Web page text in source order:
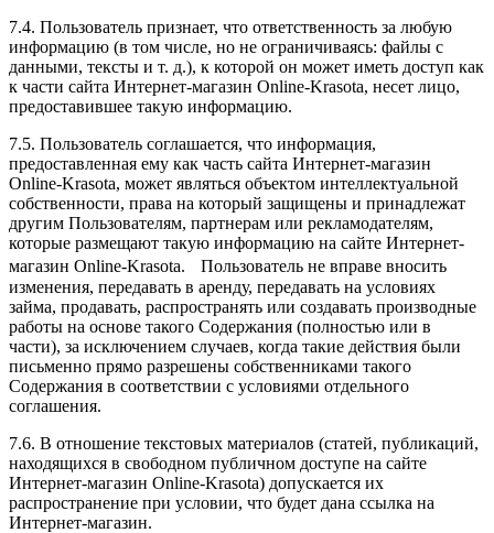
7.4. Пользователь признает, что ответственность за любую
информацию (в том числе, но не ограничиваясь: файлы с
данными, тексты и т. д.), к которой он может иметь доступ как
к части сайта Интернет-магазин Online-Krasota, несет лицо,
предоставившее такую информацию.
7.5. Пользователь соглашается, что информация,
предоставленная ему как часть сайта Интернет-магазин
Online-Krasota, может являться объектом интеллектуальной
собственности, права на который защищены и принадлежат
другим Пользователям, партнерам или рекламодателям,
которые размещают такую информацию на сайте Интернет-
магазин Online-Krasota. Пользователь не вправе вносить
изменения, передавать в аренду, передавать на условиях
займа, продавать, распространять или создавать производные
работы на основе такого Содержания (полностью или в
части), за исключением случаев, когда такие действия были
письменно прямо разрешены собственниками такого
Содержания в соответствии с условиями отдельного
соглашения.
7.6. В отношение текстовых материалов (статей, публикаций,
находящихся в свободном публичном доступе на сайте
Интернет-магазин Online-Krasota) допускается их
распространение при условии, что будет дана ссылка на
Интернет-магазин.